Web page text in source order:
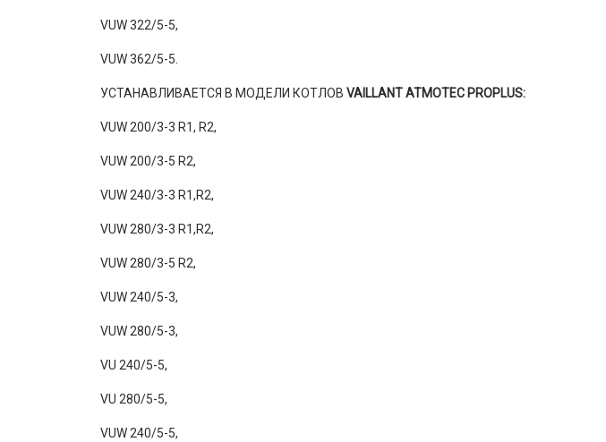
VUW 322/5-5,
VUW 362/5-5.
УСТАНАВЛИВАЕТСЯ В МОДЕЛИ КОТЛОВ VAILLANT ATMOTEC PROPLUS:
VUW 200/3-3 R1, R2,
VUW 200/3-5 R2,
VUW 240/3-3 R1,R2,
VUW 280/3-3 R1,R2,
VUW 280/3-5 R2,
VUW 240/5-3,
VUW 280/5-3,
VU 240/5-5,
VU 280/5-5,
VUW 240/5-5,